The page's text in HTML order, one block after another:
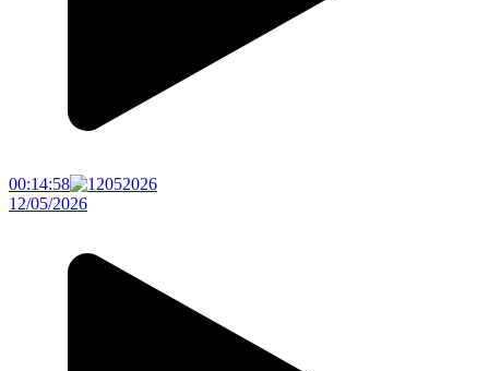
00:14:58
12/05/2026